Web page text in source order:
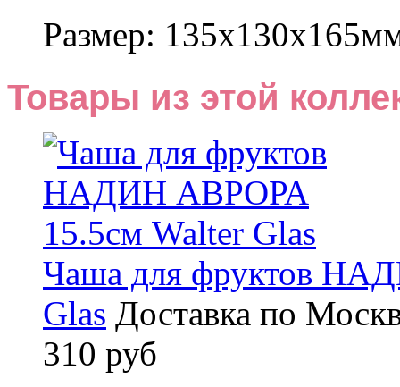
Размер:
Товары из этой
Чаша для фруктов
Glas Доставка по
310 руб